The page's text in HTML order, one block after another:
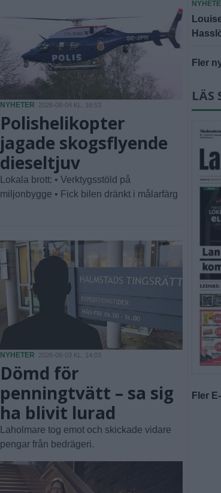
NYHETER 2026-08-04 KL. 16:53
Polishelikopter
jagade skogsflyende
dieseltjuv
Lokala brott: • Verktygsstöld på
miljonbygge • Fick bilen dränkt i målarfärg
NYHETER 2026-08-03 KL. 14:03
Dömd för
penningtvätt – sa sig
ha blivit lurad
Laholmare tog emot och skickade vidare
pengar från bedrägeri.
Fler
LÄS
Fler